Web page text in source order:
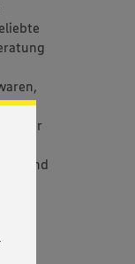
der
und